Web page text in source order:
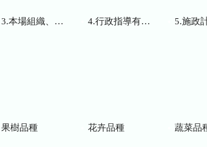
3.本場組織、職掌及聯絡資訊 4.行政指導有關文書 5.施政計畫、業務統
果樹品種 花卉品種 蔬菜品